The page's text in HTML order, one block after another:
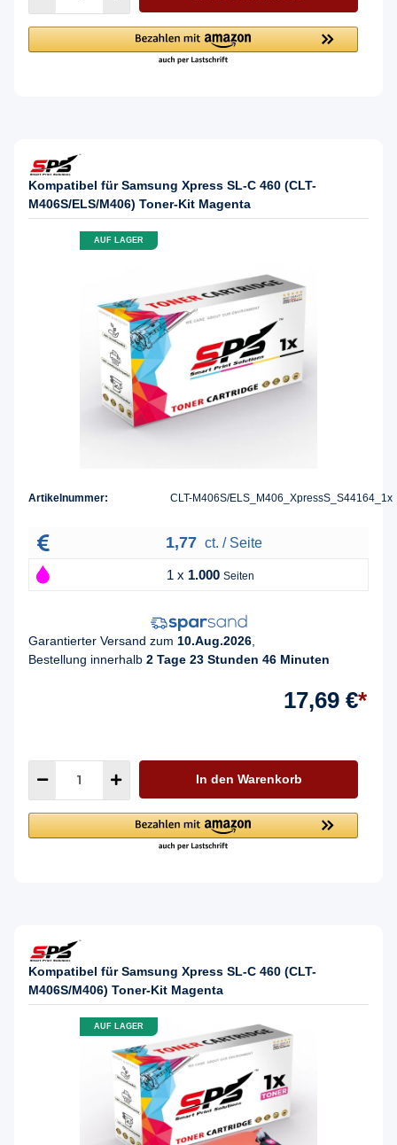
Kompatibel für Samsung Xpress SL-C 460 (CLT-
M406S/ELS/M406) Toner-Kit Magenta
AUF LAGER
Artikelnummer: CLT-M406S/ELS_M406_XpressS_S44164_1x
1,77 ct. / Seite
1 x 1.000 Seiten
Garantierter Versand zum 10.Aug.2026
Bestellung innerhalb 2 Tage 23 Stunden 46 Minuten
17,69 €*
In den Warenkorb
Kompatibel für Samsung Xpress SL-C 460 (CLT-
M406S/M406) Toner-Kit Magenta
AUF LAGER